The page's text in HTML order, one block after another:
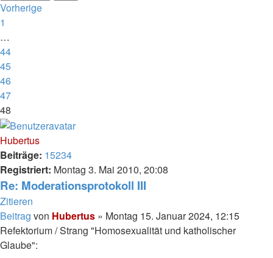
Vorherige
1
…
44
45
46
47
48
Hubertus
Beiträge: 15234
Registriert: Montag 3. Mai 2010, 20:08
Re: Moderationsprotokoll III
Zitieren
Beitrag von Hubertus » Montag 15. Januar 2024, 12:15
Refektorium / Strang "Homosexualität und katholischer
Glaube":